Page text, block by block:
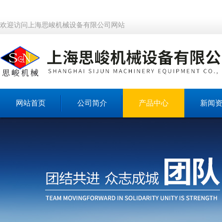
欢迎访问上海思峻机械设备有限公司网站
网站首页 公司简介 产品中心 新闻